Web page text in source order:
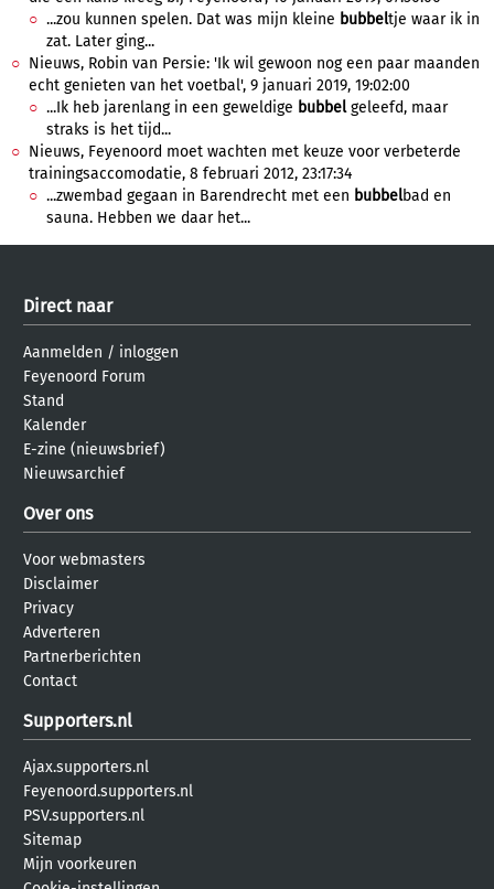
...zou kunnen spelen. Dat was mijn kleine bubbeltje waar ik in
zat. Later ging...
Nieuws, Robin van Persie: 'Ik wil gewoon nog een paar maanden
echt genieten van het voetbal', 9 januari 2019, 19:02:00
...Ik heb jarenlang in een geweldige bubbelgeleefd, maar
straks is het tijd...
Nieuws, Feyenoord moet wachten met keuze voor verbeterde
trainingsaccomodatie, 8 februari 2012, 23:17:34
...zwembad gegaan in Barendrecht met een bubbelbad en
sauna. Hebben we daar het...
Direct naar
Aanmelden / inloggen
Feyenoord Forum
Stand
Kalender
E-zine (nieuwsbrief)
Nieuwsarchief
Over ons
Voor webmasters
Disclaimer
Privacy
Adverteren
Partnerberichten
Contact
Supporters.nl
Ajax.supporters.nl
Feyenoord.supporters.nl
PSV.supporters.nl
Sitemap
Mijn voorkeuren